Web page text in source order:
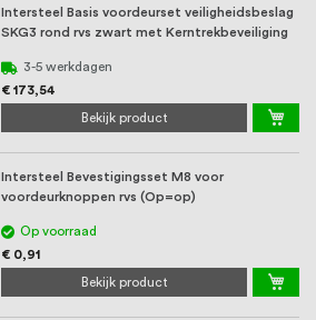
Intersteel Basis voordeurset veiligheidsbeslag
SKG3 rond rvs zwart met Kerntrekbeveiliging
3-5 werkdagen
€ 173,54
Bekijk product
Intersteel Bevestigingsset M8 voor
voordeurknoppen rvs (Op=op)
Op voorraad
€ 0,91
Bekijk product